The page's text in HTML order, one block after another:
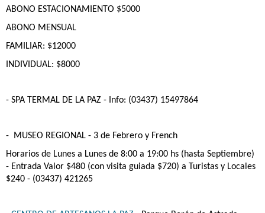
ABONO ESTACIONAMIENTO $5000
ABONO MENSUAL
FAMILIAR: $12000
INDIVIDUAL: $8000
- SPA TERMAL DE LA PAZ - Info: (03437) 15497864
- MUSEO REGIONAL - 3 de Febrero y French
Horarios de Lunes a Lunes de 8:00 a 19:00 hs (hasta Septiembre)
- Entrada Valor $480 (con visita guiada $720) a Turistas y Locales
$240 - (03437) 421265